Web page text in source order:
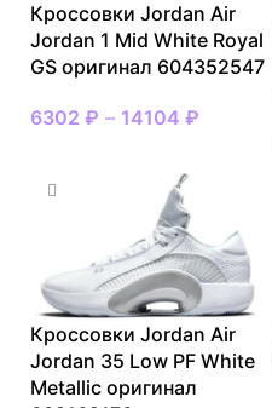
Кроссовки Jordan Air
Jordan 1 Mid White Royal
GS оригинал 604352547
6302 ₽ – 14104 ₽
Кроссовки Jordan Air
Jordan 35 Low PF White
Metallic оригинал